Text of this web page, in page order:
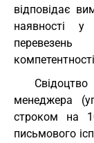
відповідає
наявності
перевезень
менеджера
строком на
письмового